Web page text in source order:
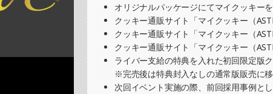
2025/09/01
SHOWROOMでの開催イベント結果（オリ
»もっと見る
2025/09/01
SHOWROOMでの開催イベント結果（缶バッ
オリジナルパッケージにてマイクッキー
クッキー通販サイト「マイクッキー（
クッキー通販サイト「マイクッキー（
クッキー通販サイト「マイクッキー（
ライバー支給の特典を入れた初回限定版
※完売後は特典封入なしの通常版販売に
次回イベント実施の際、前回採用事例と